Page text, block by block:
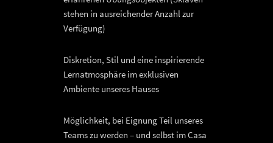
stehen in ausreichender Anzahl zur
Verfügung)
Diskretion, Stil und eine inspirierende
Lernatmosphäre im exklusiven
Ambiente unseres Hauses
Möglichkeit, bei Eignung Teil unseres
Teams zu werden – und selbst im Casa